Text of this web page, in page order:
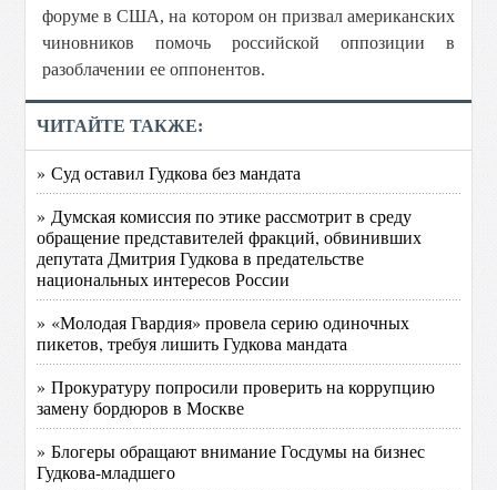
форуме в США, на котором он призвал американских
чиновников помочь российской оппозиции в
разоблачении ее оппонентов.
ЧИТАЙТЕ ТАКЖЕ:
» Суд оставил Гудкова без мандата
» Думская комиссия по этике рассмотрит в среду
обращение представителей фракций, обвинивших
депутата Дмитрия Гудкова в предательстве
национальных интересов России
» «Молодая Гвардия» провела серию одиночных
пикетов, требуя лишить Гудкова мандата
» Прокуратуру попросили проверить на коррупцию
замену бордюров в Москве
» Блогеры обращают внимание Госдумы на бизнес
Гудкова-младшего